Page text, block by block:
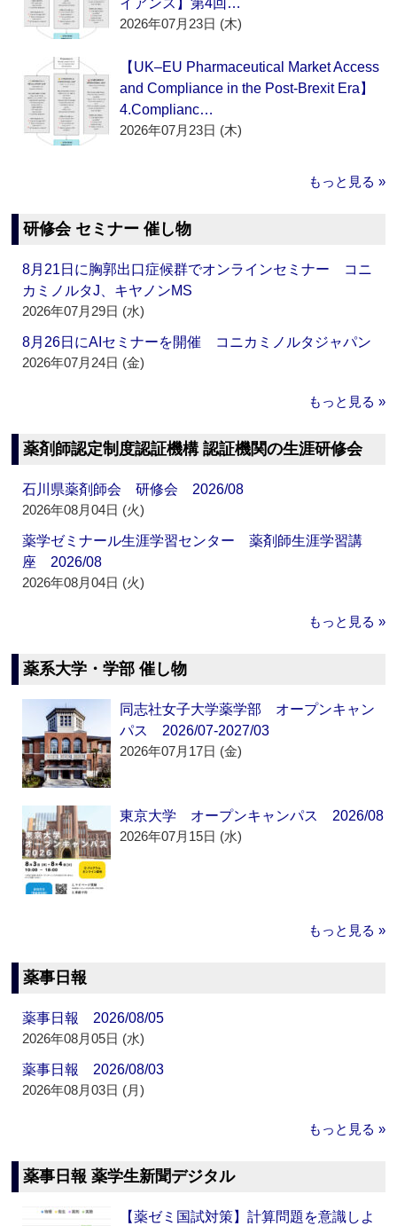
イアンス】第4回…
2026年07月23日 (木)
【UK–EU Pharmaceutical Market Access
and Compliance in the Post-Brexit Era】
4.Complianc…
2026年07月23日 (木)
もっと見る »
研修会 セミナー 催し物
8月21日に胸郭出口症候群でオンラインセミナー コニ
カミノルタJ、キヤノンMS
2026年07月29日 (水)
8月26日にAIセミナーを開催 コニカミノルタジャパン
2026年07月24日 (金)
もっと見る »
薬剤師認定制度認証機構 認証機関の生涯研修会
石川県薬剤師会 研修会 2026/08
2026年08月04日 (火)
薬学ゼミナール生涯学習センター 薬剤師生涯学習講
座 2026/08
2026年08月04日 (火)
もっと見る »
薬系大学・学部 催し物
同志社女子大学薬学部 オープンキャン
パス 2026/07-2027/03
2026年07月17日 (金)
東京大学 オープンキャンパス 2026/08
2026年07月15日 (水)
もっと見る »
薬事日報
薬事日報 2026/08/05
2026年08月05日 (水)
薬事日報 2026/08/03
2026年08月03日 (月)
もっと見る »
薬事日報 薬学生新聞デジタル
【薬ゼミ国試対策】計算問題を意識しよ